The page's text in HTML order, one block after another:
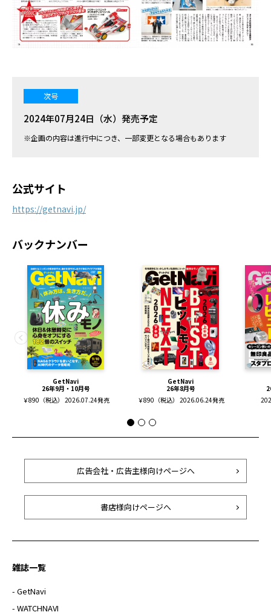
次号
2024年07月24日（水）発売予定
※企画の内容は進行中につき、一部変更となる場合もあります
公式サイト
https://getnavi.jp/
バックナンバー
GetNavi
26年9月・10月号
￥890（税込） 2026.07.24発売
GetNavi
26年8月号
￥890（税込） 2026.06.24発売
広告会社・広告主様向けページへ
書店様向けページへ
雑誌一覧
- GetNavi
- WATCHNAVI